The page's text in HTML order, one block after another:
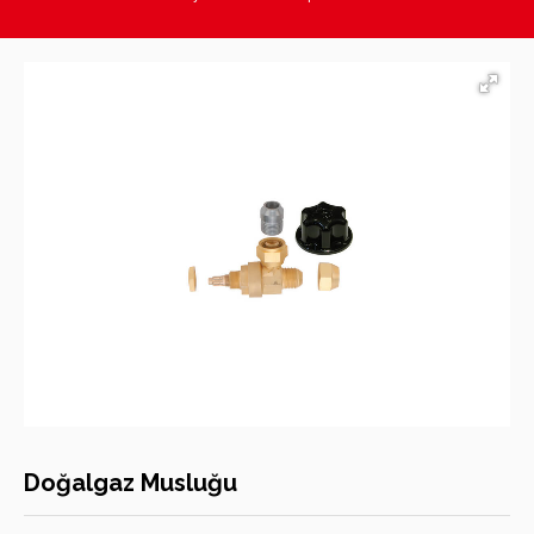
Hasan Kara Endüstriyel Mutfak Ekipmanları
Doğalgaz Musluğu